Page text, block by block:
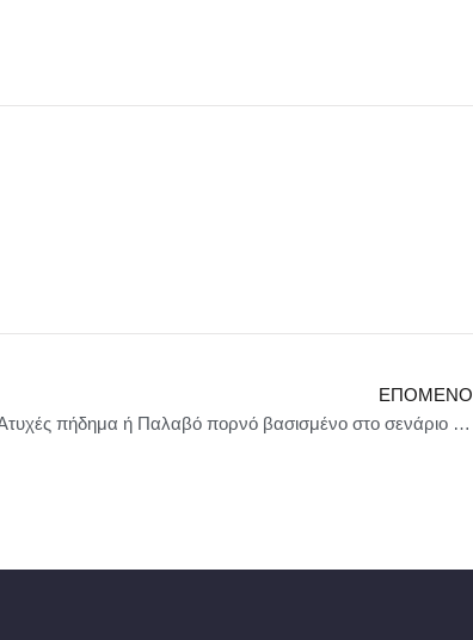
ΕΠΌΜΕΝΟ
Ατυχές πήδημα ή Παλαβό πορνό βασισμένο στο σενάριο του Radu Jude – Χρυσή Άρκτος Φεστιβάλ Βερολίνου 2021 / Στο ΠΛΥΦΑ – Πρεμιέρα 20 Οκτωβρίου 2025